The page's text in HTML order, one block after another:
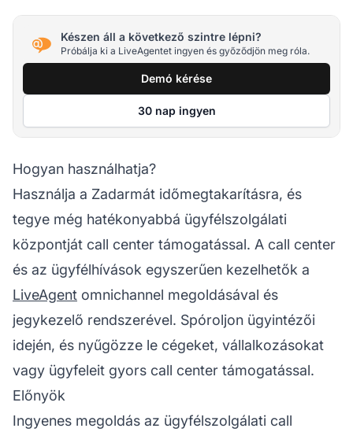
Készen áll a következő szintre lépni?
Próbálja ki a LiveAgentet ingyen és győződjön meg róla.
Demó kérése
30 nap ingyen
Hogyan használhatja?
Használja a Zadarmát időmegtakarításra, és
tegye még hatékonyabbá ügyfélszolgálati
központját call center támogatással. A call center
és az ügyfélhívások egyszerűen kezelhetők a
LiveAgent omnichannel megoldásával és
jegykezelő rendszerével. Spóroljon ügyintézői
idején, és nyűgözze le cégeket, vállalkozásokat
vagy ügyfeleit gyors call center támogatással.
Előnyök
Ingyenes megoldás az ügyfélszolgálati call